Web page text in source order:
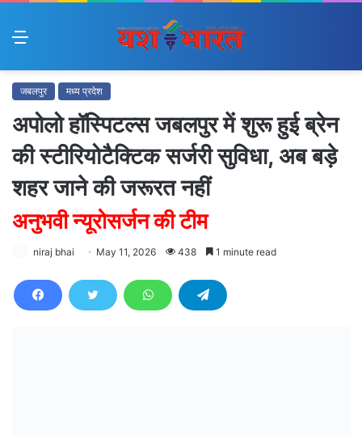
Menu
जबलपुर मध्य प्रदेश
अपोलो हॉस्पिटल्स जबलपुर में शुरू हुई ब्रेन
की स्टीरियोटैक्टिक सर्जरी सुविधा, अब बड़े
शहर जाने की जरूरत नहीं
अनुभवी न्यूरोसर्जन की टीम
niraj bhai May 11, 2026 438 1 minute read